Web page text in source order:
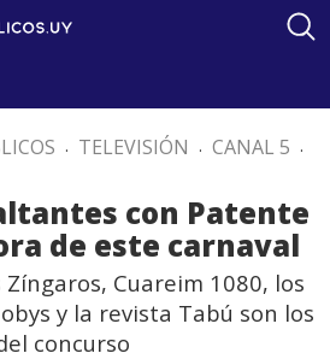
. TELEVISIÓN . CANAL 5 .
con Patente
de este carnaval
Cuareim 1080, los
y la revista Tabú son los
concurso